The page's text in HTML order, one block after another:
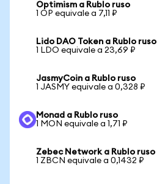
Optimism a Rublo ruso
1 OP equivale a 7,11 ₽
Lido DAO Token a Rublo ruso
1 LDO equivale a 23,69 ₽
JasmyCoin a Rublo ruso
1 JASMY equivale a 0,328 ₽
Monad a Rublo ruso
1 MON equivale a 1,71 ₽
Zebec Network a Rublo ruso
1 ZBCN equivale a 0,1432 ₽